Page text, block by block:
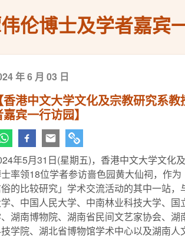
伦博士及学者嘉宾
年 6 月 03 日
【香港中文大学文化及宗教研究系
宾一行访园】
年5月31日(星期五)，香港中文大学文化
率领18位学者参访啬色园黄大仙祠，作
的比较研究」学术交流活动的其中一站，
、中国人民大学、中南林业科技大学、国
湖南博物院、湖南省民间文艺家协会、湖
学院、湖北省博物馆学术中心以及湖南人